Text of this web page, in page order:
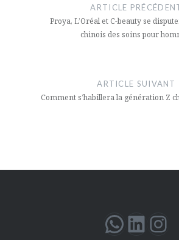
l’article
ARTICLE
Proya, L’Oréal et C-beauty se
chinois des soins pour
ARTICLE SUIVANT
Comment s’habillera la génération Z